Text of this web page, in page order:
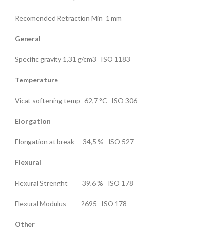
Recomended Retraction Min 1 mm
General
Specific gravity 1,31 g/cm3 ISO 1183
Temperature
Vicat softening temp 62,7 °C ISO 306
Elongation
Elongation at break 34,5 % ISO 527
Flexural
Flexural Strenght 39,6 % ISO 178
Flexural Modulus 2695 ISO 178
Other